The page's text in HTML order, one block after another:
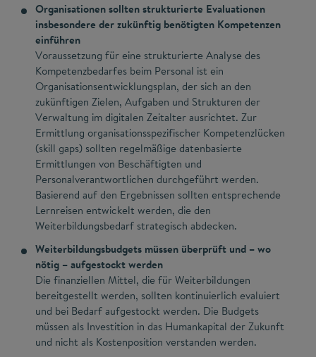
Organisationen sollten strukturierte Evaluationen
insbesondere der zukünftig benötigten Kompetenzen
einführen
Voraussetzung für eine strukturierte Analyse des
Kompetenzbedarfes beim Personal ist ein
Organisationsentwicklungsplan, der sich an den
zukünftigen Zielen, Aufgaben und Strukturen der
Verwaltung im digitalen Zeitalter ausrichtet. Zur
Ermittlung organisationsspezifischer Kompetenzlücken
(skill gaps) sollten regelmäßige datenbasierte
Ermittlungen von Beschäftigten und
Personalverantwortlichen durchgeführt werden.
Basierend auf den Ergebnissen sollten entsprechende
Lernreisen entwickelt werden, die den
Weiterbildungsbedarf strategisch abdecken.
Weiterbildungsbudgets müssen überprüft und – wo
nötig – aufgestockt werden
Die finanziellen Mittel, die für Weiterbildungen
bereitgestellt werden, sollten kontinuierlich evaluiert
und bei Bedarf aufgestockt werden. Die Budgets
müssen als Investition in das Humankapital der Zukunft
und nicht als Kostenposition verstanden werden.